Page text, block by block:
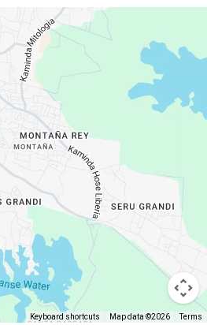
Keyboard shortcuts Map data ©2026 Terms